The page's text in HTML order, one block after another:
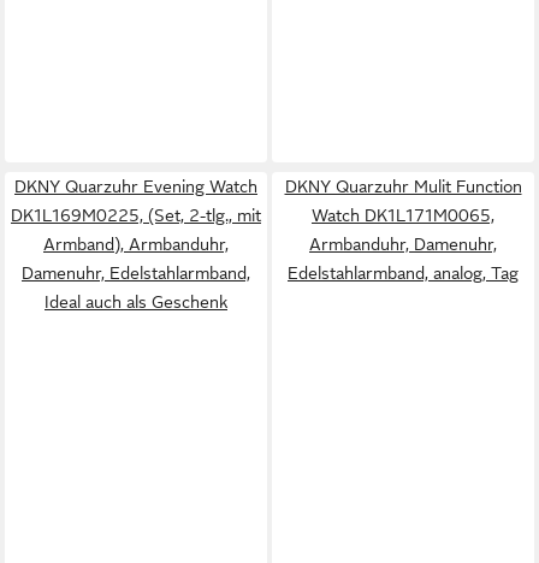
DKNY Quarzuhr Evening Watch
DK1L169M0225, (Set, 2-tlg., mit
Armband), Armbanduhr,
Damenuhr, Edelstahlarmband,
Ideal auch als Geschenk
DKNY Quarzuhr Mulit Function
Watch DK1L171M0065,
Armbanduhr, Damenuhr,
Edelstahlarmband, analog, Tag